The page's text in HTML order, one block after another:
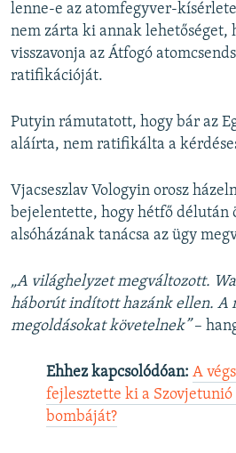
lenne-e az atomfegyver-
nem zárta ki annak lehetőséget,
visszavonja az Átfogó
ratifikációját.
Putyin rámutatott, hogy bár az
aláírta, nem ratifikálta a
Vjacseszlav Vologyin orosz
bejelentette, hogy hétfő délután
alsóházának tanácsa az ügy
„A világhelyzet megváltozott.
háborút indított hazánk ellen. A
megoldásokat követelnek”–
Ehhez kapcsolódóan: A
fejlesztette ki a
bombáját?